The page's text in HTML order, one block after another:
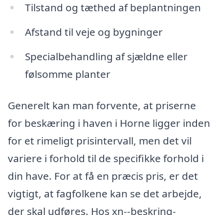
Tilstand og tæthed af beplantningen
Afstand til veje og bygninger
Specialbehandling af sjældne eller
følsomme planter
Generelt kan man forvente, at priserne
for beskæring i haven i Horne ligger inden
for et rimeligt prisintervall, men det vil
variere i forhold til de specifikke forhold i
din have. For at få en præcis pris, er det
vigtigt, at fagfolkene kan se det arbejde,
der skal udføres. Hos xn--beskring-